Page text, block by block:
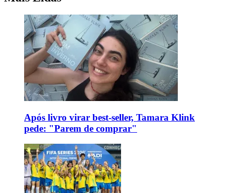
Após livro virar best-seller, Tamara Klink
pede: "Parem de comprar"